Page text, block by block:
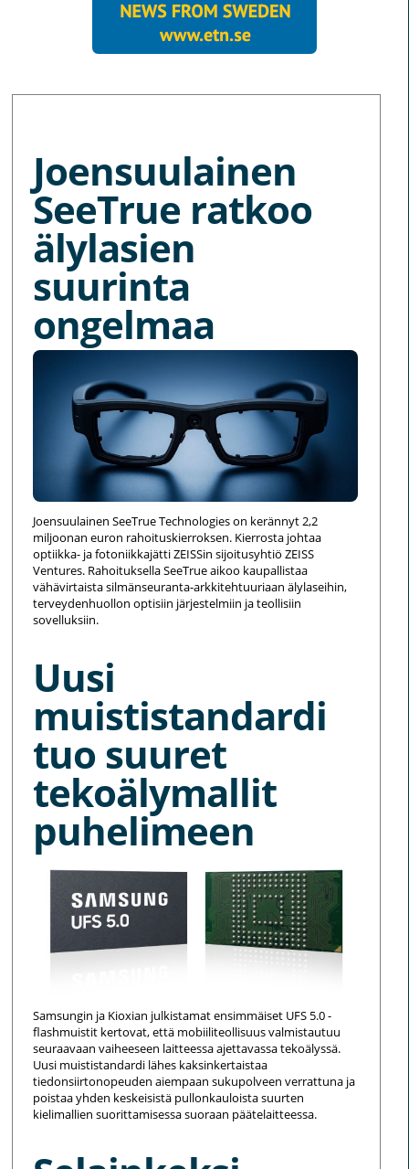
Joensuulainen
SeeTrue ratkoo
älylasien
suurinta
ongelmaa
Joensuulainen SeeTrue Technologies on kerännyt 2,2
miljoonan euron rahoituskierroksen. Kierrosta johtaa
optiikka- ja fotoniikkajätti ZEISSin sijoitusyhtiö ZEISS
Ventures. Rahoituksella SeeTrue aikoo kaupallistaa
vähävirtaista silmänseuranta-arkkitehtuuriaan älylaseihin,
terveydenhuollon optisiin järjestelmiin ja teollisiin
sovelluksiin.
Uusi
muististandardi
tuo suuret
tekoälymallit
puhelimeen
Samsungin ja Kioxian julkistamat ensimmäiset UFS 5.0 -
flashmuistit kertovat, että mobiiliteollisuus valmistautuu
seuraavaan vaiheeseen laitteessa ajettavassa tekoälyssä.
Uusi muististandardi lähes kaksinkertaistaa
tiedonsiirtonopeuden aiempaan sukupolveen verrattuna ja
poistaa yhden keskeisistä pullonkauloista suurten
kielimallien suorittamisessa suoraan päätelaitteessa.